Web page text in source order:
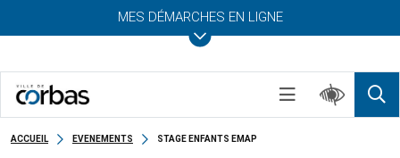
MES DÉMARCHES EN LIGNE
ACCUEIL EVENEMENTS STAGE ENFANTS EMAP